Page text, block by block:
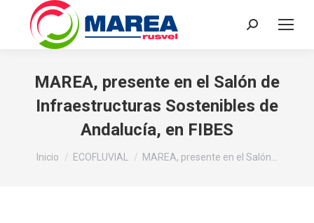
Buscar:
MAREA, presente en el Salón de
Infraestructuras Sostenibles de
Andalucía, en FIBES
Estás aquí:
Inicio ECOFLUVIAL MAREA, presente en el Salón…